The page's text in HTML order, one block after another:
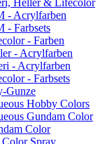
Heller & Lifecolor
- Acrylfarben
- Farbsets
- Farben
- Acrylfarben
- Acrylfarben
- Farbsets
Gunze
Hobby Colors
Gundam Color
Color
Spray